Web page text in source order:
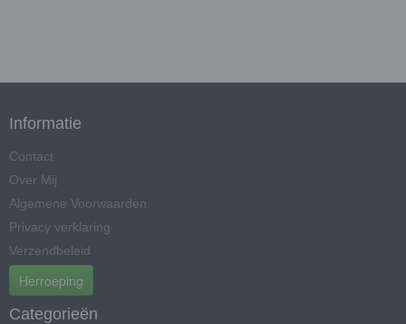
Informatie
Contact
Over Mij
Algemene Voorwaarden
Privacy verklaring
Verzendbeleid
Herroeping
Categorieën